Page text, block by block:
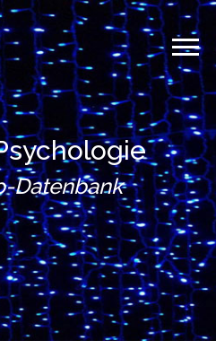
Datenbank